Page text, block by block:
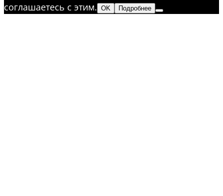
соглашаетесь с этим. OK Подробнее